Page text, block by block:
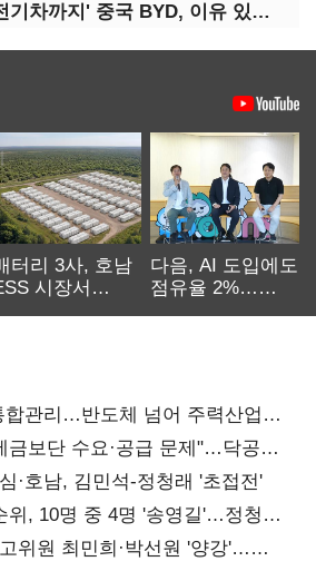
'배터리 기업이 전기차까지' 중국 BYD, 이유 있는 선전
터리 3사, 호남
시장서
다음, AI 도입에도
점유율 2%…
합관리…반도체 넘어 주력산업
금보단 수요·공급 문제"…닥공
·호남, 김민석-정청래 '초접전'
, 10명 중 4명 '송영길'…정청래
위원 최민희·박선원 '양강'…